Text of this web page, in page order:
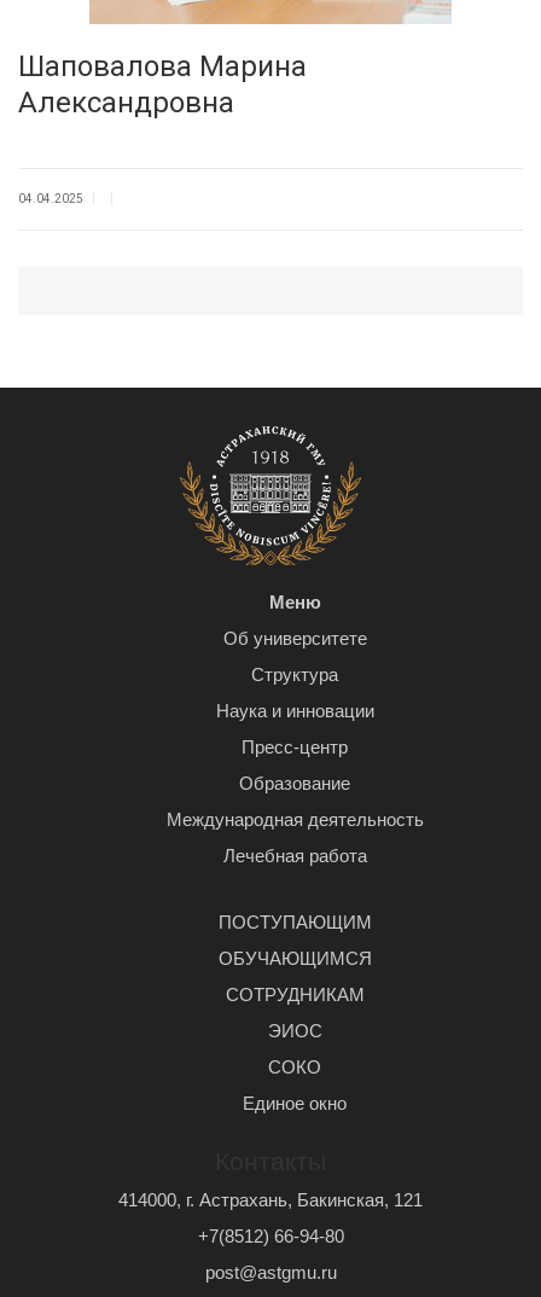
Шаповалова Марина
Александровна
04.04.2025
Меню
Об университете
Структура
Наука и инновации
Пресс-центр
Образование
Международная деятельность
Лечебная работа
ПОСТУПАЮЩИМ
ОБУЧАЮЩИМСЯ
СОТРУДНИКАМ
ЭИОС
СОКО
Единое окно
414000, г. Астрахань, Бакинская, 121
+7(8512) 66-94-80
post@astgmu.ru